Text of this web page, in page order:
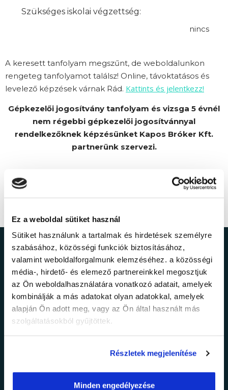
Ez a weboldal sütiket használ
Sütiket használunk a tartalmak és hirdetések személyre
szabásához, közösségi funkciók biztosításához,
valamint weboldalforgalmunk elemzéséhez. a közösségi
média-, hirdető- és elemező partnereinkkel megosztjuk
az Ön weboldalhasználatára vonatkozó adatait, amelyek
kombinálják a más adatokat olyan adatokkal, amelyek
alapján Ön adott meg, vagy az Ön által használt más
szolgáltatásokból gyűjtöttek.
Részletek megjelenítése
Minden engedélyezése
Szükséges iskolai végzettség:
nincs
A keresett tanfolyam megszűnt, de weboldalunkon
rengeteg tanfolyamot találsz! Online, távoktatásos és
levelező képzések várnak Rád. Kattints és jelentkezz!
Gépkezelői jogosítvány tanfolyam és vizsga 5 évnél
nem régebbi gépkezelői jogosítvánnyal
rendelkezőknek képzésünket Kapos Bróker Kft.
partnerünk szervezi.
Ne maradj le a
legfrissebb
információkról!
Értesülj elsőként legújabb tanfolyamainkról,